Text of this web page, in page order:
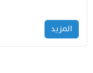
المزید